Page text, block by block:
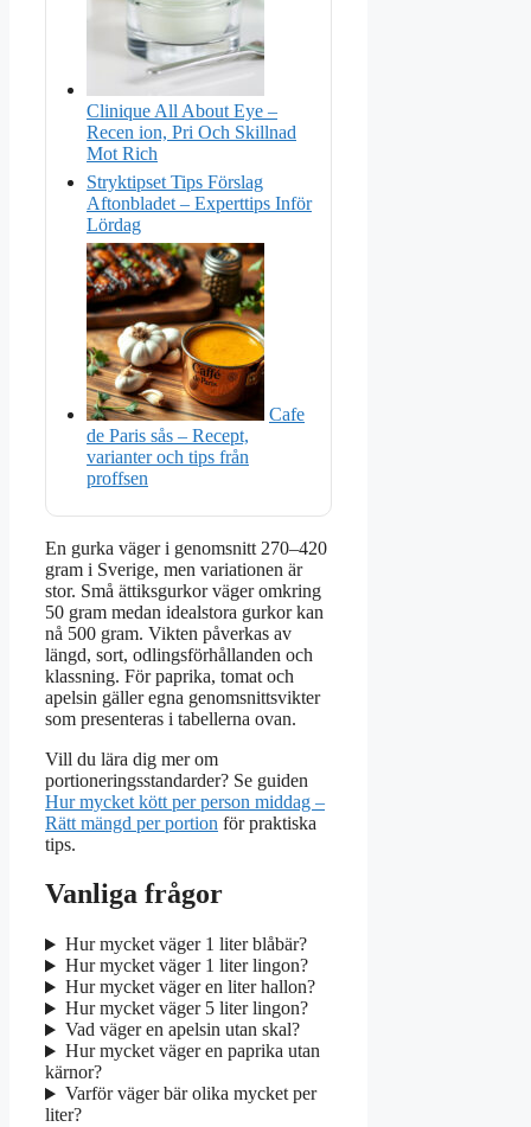
Clinique All About Eye –
Recen ion, Pri Och Skillnad
Mot Rich
Stryktipset Tips Förslag
Aftonbladet – Experttips Inför
Lördag
Cafe
de Paris sås – Recept,
varianter och tips från
proffsen
En gurka väger i genomsnitt 270–420
gram i Sverige, men variationen är
stor. Små ättiksgurkor väger omkring
50 gram medan idealstora gurkor kan
nå 500 gram. Vikten påverkas av
längd, sort, odlingsförhållanden och
klassning. För paprika, tomat och
apelsin gäller egna genomsnittsvikter
som presenteras i tabellerna ovan.
Vill du lära dig mer om
portioneringsstandarder? Se guiden
Hur mycket kött per person middag –
Rätt mängd per portion för praktiska
tips.
Vanliga frågor
Hur mycket väger 1 liter blåbär?
Hur mycket väger 1 liter lingon?
Hur mycket väger en liter hallon?
Hur mycket väger 5 liter lingon?
Vad väger en apelsin utan skal?
Hur mycket väger en paprika utan
kärnor?
Varför väger bär olika mycket per
liter?